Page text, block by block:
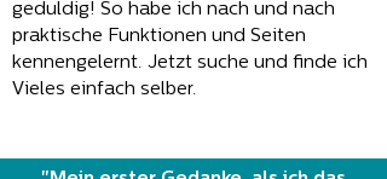
geduldig! So habe ich nach und nach
praktische Funktionen und Seiten
kennengelernt. Jetzt suche und finde ich
Vieles einfach selber.